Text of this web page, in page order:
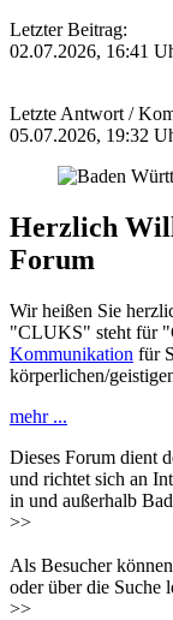
Letzter Beitrag:
02.07.2026, 16:41
Letzte Antwort /
05.07.2026, 19:32
Herzlich
Forum
Wir heißen Sie
"CLUKS" steht für
Kommunikation für
körperlichen/
mehr ...
Dieses Forum dient
und richtet sich an
in und außerhalb
>>
Als Besucher
oder über die Suche
>>